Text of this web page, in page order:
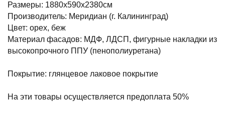
Размеры: 1880х590х2380см
Производитель: Меридиан (г. Калининград)
Цвет: орех, беж
Материал фасадов: МДФ, ЛДСП, фигурные накладки из
высокопрочного ППУ (пенополиуретана)
Покрытие: глянцевое лаковое покрытие
На эти товары осуществляется предоплата 50%